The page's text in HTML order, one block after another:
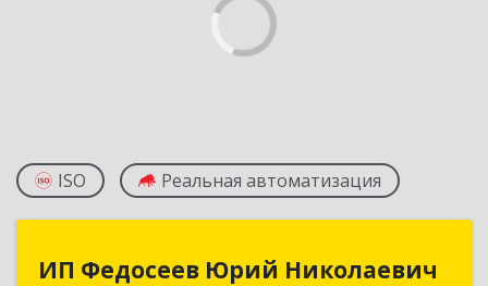
ISO Реальная автоматизация
ИП Федосеев Юрий Николаевич
ИП Федосеев Юрий Николаевич